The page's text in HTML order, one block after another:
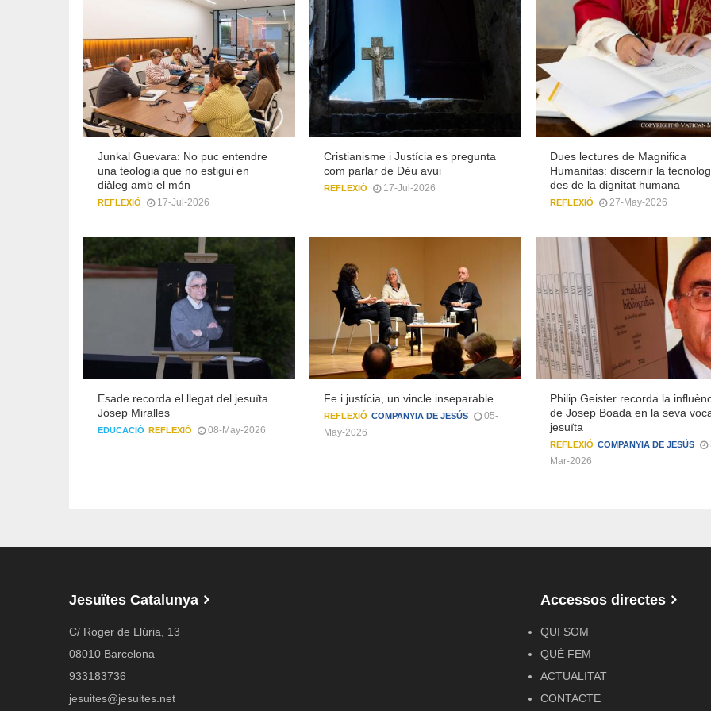
Junkal Guevara: No puc entendre
una teologia que no estigui en
diàleg amb el món
REFLEXIÓ 17-Jul-2026
Cristianisme i Justícia es pregunta
com parlar de Déu avui
REFLEXIÓ 17-Jul-2026
Dues lectures de Magnifica
Humanitas: discernir la
des de la dignitat humana
REFLEXIÓ 27-May-2026
Esade recorda el llegat del jesuïta
Josep Miralles
EDUCACIÓ REFLEXIÓ 08-May-2026
Fe i justícia, un vincle inseparable
REFLEXIÓ COMPANYIA DE JESÚS
05-
May-2026
Philip Geister recorda la
de Josep Boada en la seva
jesuïta
REFLEXIÓ COMPANYIA DE JESÚS
Mar-2026
Jesuïtes Catalunya
C/ Roger de Llúria, 13
08010 Barcelona
933183736
jesuites@jesuites.net
Accessos directes
QUI SOM
QUÈ FEM
ACTUALITAT
CONTACTE